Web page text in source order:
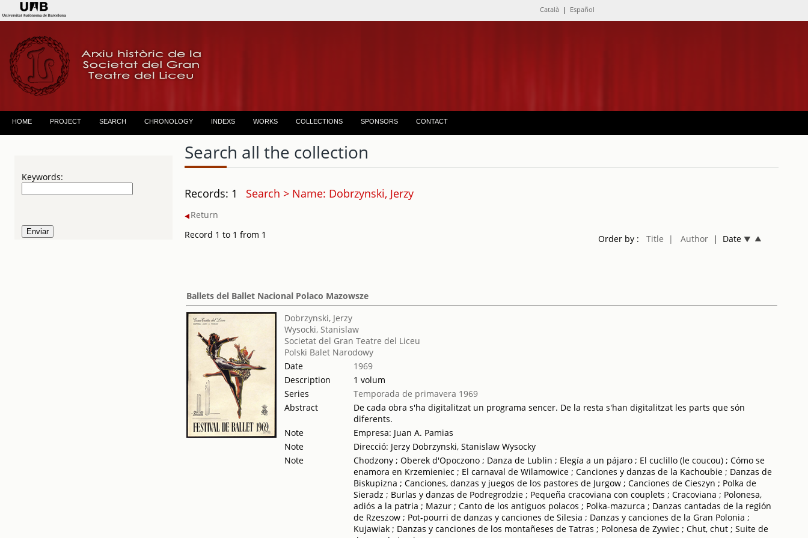
Català | Español
HOME PROJECT SEARCH CHRONOLOGY INDEXS WORKS COLLECTIONS SPONSORS CONTACT
Keywords:
Search all the collection
Records: 1 Search > Name: Dobrzynski, Jerzy
Return
Record 1 to 1 from 1
Order by : Title | Author| Date
Ballets del Ballet Nacional Polaco Mazowsze
Dobrzynski, Jerzy
Wysocki, Stanislaw
Societat del Gran Teatre del Liceu
Polski Balet Narodowy
Date
1969
Description
1 volum
Series
Temporada de primavera 1969
Abstract
De cada obra s'ha digitalitzat un programa sencer. De la resta s'han digitalitzat les parts que són
diferents.
Note
Empresa: Juan A. Pamias
Note
Direcció: Jerzy Dobrzynski, Stanislaw Wysocky
Note
Chodzony ; Oberek d'Opoczono ; Danza de Lublin ; Elegía a un pájaro ; El cuclillo (le coucou) ; Cómo se
enamora en Krzemieniec ; El carnaval de Wilamowice ; Canciones y danzas de la Kachoubie ; Danzas de
Biskupizna ; Canciones, danzas y juegos de los pastores de Jurgow ; Canciones de Cieszyn ; Polka de
Sieradz ; Burlas y danzas de Podregrodzie ; Pequeña cracoviana con couplets ; Cracoviana ; Polonesa,
adiós a la patria ; Mazur ; Canto de los antiguos polacos ; Polka-mazurca ; Danzas cantadas de la región
de Rzeszow ; Pot-pourri de danzas y canciones de Silesia ; Danzas y canciones de la Gran Polonia ;
Kujawiak ; Danzas y canciones de los montañeses de Tatras ; Polonesa de Zywiec ; Chut, chut ; Suite de